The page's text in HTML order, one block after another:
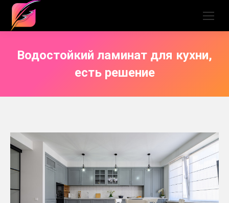
Водостойкий ламинат для кухни,
есть решение